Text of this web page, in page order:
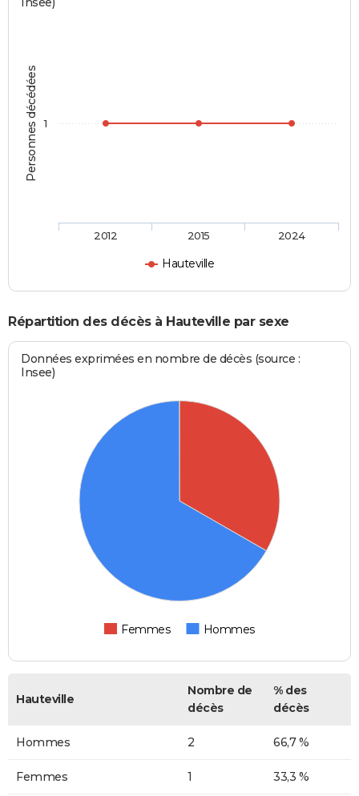
Personnes décédées
Hauteville
2012 2015 2024
1
Répartition des décès à Hauteville par sexe
Données exprimées en nombre de décès (source :
Insee)
Femmes Hommes
Hauteville
Nombre de
décès
% des
décès
Hommes 2 66,7 %
Femmes 1 33,3 %